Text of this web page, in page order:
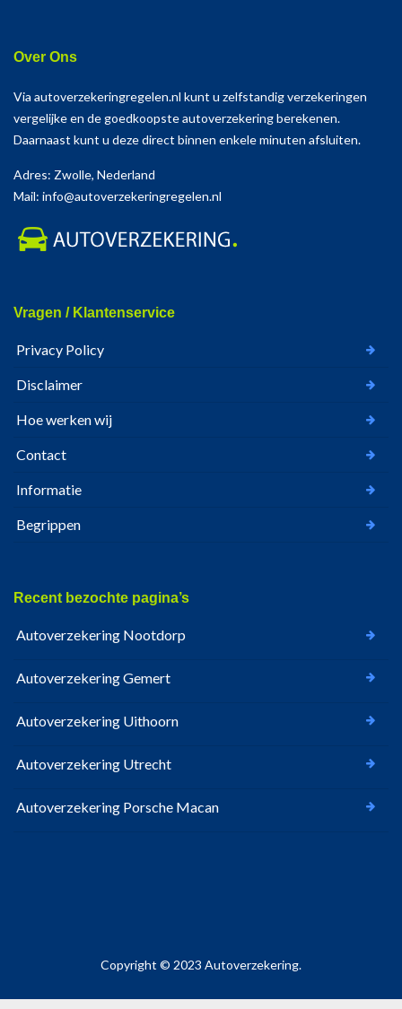
Over Ons
Via autoverzekeringregelen.nl kunt u zelfstandig verzekeringen
vergelijke en de goedkoopste autoverzekering berekenen.
Daarnaast kunt u deze direct binnen enkele minuten afsluiten.
Adres: Zwolle, Nederland
Mail: info@autoverzekeringregelen.nl
Vragen / Klantenservice
Privacy Policy
Disclaimer
Hoe werken wij
Contact
Informatie
Begrippen
Recent bezochte pagina’s
Autoverzekering Nootdorp
Autoverzekering Gemert
Autoverzekering Uithoorn
Autoverzekering Utrecht
Autoverzekering Porsche Macan
Copyright © 2023 Autoverzekering.